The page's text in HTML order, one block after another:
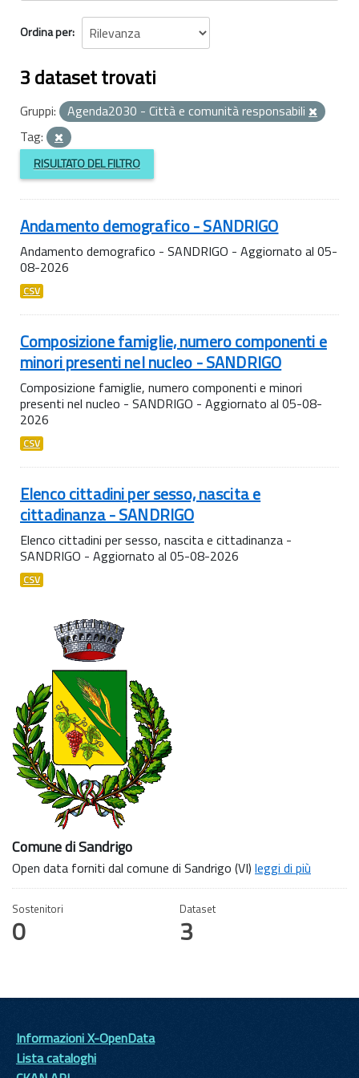
Ordina per
3 dataset trovati
Gruppi:
Agenda2030 - Città e comunità responsabili
Tag:
RISULTATO DEL FILTRO
Andamento demografico - SANDRIGO
Andamento demografico - SANDRIGO - Aggiornato al 05-
08-2026
CSV
Composizione famiglie, numero componenti e
minori presenti nel nucleo - SANDRIGO
Composizione famiglie, numero componenti e minori
presenti nel nucleo - SANDRIGO - Aggiornato al 05-08-
2026
CSV
Elenco cittadini per sesso, nascita e
cittadinanza - SANDRIGO
Elenco cittadini per sesso, nascita e cittadinanza -
SANDRIGO - Aggiornato al 05-08-2026
CSV
Comune di Sandrigo
Open data forniti dal comune di Sandrigo (VI) leggi di più
Sostenitori
0
Dataset
3
Informazioni X-OpenData
Lista cataloghi